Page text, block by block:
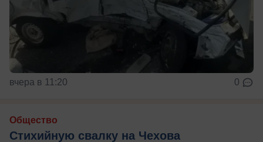
вчера в 11:20 0
Общество
Стихийную свалку на Чехова